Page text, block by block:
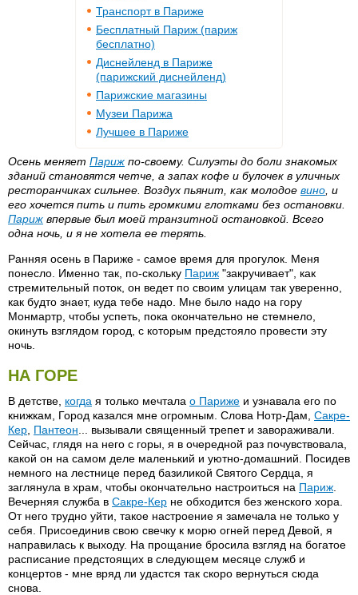
Транспорт в Париже
Бесплатный Париж (париж
бесплатно)
Диснейленд в Париже
(парижский диснейленд)
Парижские магазины
Музеи Парижа
Лучшее в Париже
Осень меняет Париж по-своему. Силуэты до боли знакомых
зданий становятся четче, а запах кофе и булочек в уличных
ресторанчиках сильнее. Воздух пьянит, как молодое вино , и
его хочется пить и пить громкими глотками без остановки.
Париж впервые был моей транзитной остановкой. Всего
одна ночь, и я не хотела ее терять.
Ранняя осень в Париже - самое время для прогулок. Меня
понесло. Именно так, по-скольку Париж "закручивает", как
стремительный поток, он ведет по своим улицам так уверенно,
как будто знает, куда тебе надо. Мне было надо на гору
Монмартр, чтобы успеть, пока окончательно не стемнело,
окинуть взглядом город, с которым предстояло провести эту
ночь.
НА ГОРЕ
В детстве, когда я только мечтала о Париже и узнавала его по
книжкам, Город казался мне огромным. Слова Нотр-Дам, Сакре-
Кер Пантеон ... вызывали священный трепет и завораживали.
Сейчас, глядя на него с горы, я в очередной раз почувствовала,
какой он на самом деле маленький и уютно-домашний. Посидев
немного на лестнице перед базиликой Святого Сердца, я
заглянула в храм, чтобы окончательно настроиться на Париж
Вечерняя служба в Сакре-Кер не обходится без женского хора.
От него трудно уйти, такое настроение я замечала не только у
себя. Присоединив свою свечку к морю огней перед Девой, я
направилась к выходу. На прощание бросила взгляд на богатое
расписание предстоящих в следующем месяце служб и
концертов - мне вряд ли удастся так скоро вернуться сюда
снова.